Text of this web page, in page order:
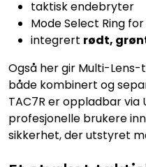
taktisk endebryter
Mode Select Ring
integrert rødt,
Også her gir Multi-
både kombinert og
TAC7R er oppladbar
profesjonelle brukere
sikkerhet, der utstyret